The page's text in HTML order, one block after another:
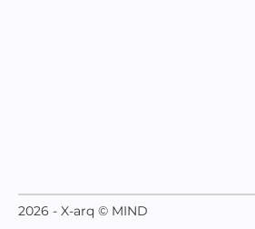
2026 - X-arq © MIND